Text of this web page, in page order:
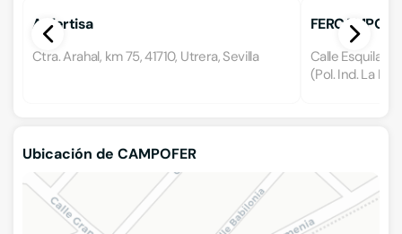
Anfertisa
Ctra. Arahal, km 75, 41710, Utrera, Sevilla
FERCAMPO
Calle
(Pol. Ind. La
Ubicación de CAMPOFER